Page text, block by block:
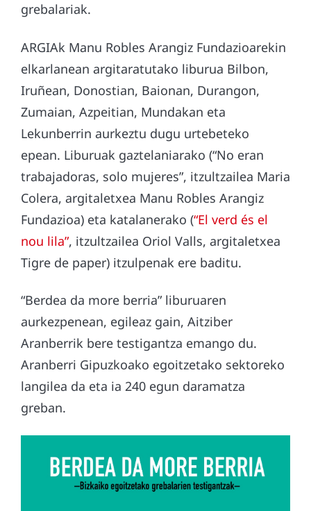
grebalariak.
ARGIAk Manu Robles Arangiz Fundazioarekin
elkarlanean argitaratutako liburua Bilbon,
Iruñean, Donostian, Baionan, Durangon,
Zumaian, Azpeitian, Mundakan eta
Lekunberrin aurkeztu dugu urtebeteko
epean. Liburuak gaztelaniarako (“No eran
trabajadoras, solo mujeres”, itzultzailea Maria
Colera, argitaletxea Manu Robles Arangiz
Fundazioa) eta katalanerako (“El verd és el
nou lila”, itzultzailea Oriol Valls, argitaletxea
Tigre de paper) itzulpenak ere baditu.
“Berdea da more berria” liburuaren
aurkezpenean, egileaz gain, Aitziber
Aranberrik bere testigantza emango du.
Aranberri Gipuzkoako egoitzetako sektoreko
langilea da eta ia 240 egun daramatza
greban.